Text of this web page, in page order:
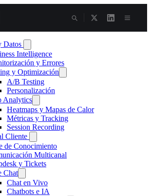
Datos
Intelligence
y Errores
y Optimización
A/B Testing
Personalización
Analytics
Heatmaps y Mapas de Calor
Métricas y Tracking
Session Recording
Cliente
de Conocimiento
Multicanal
y Tickets
Chat
Chat en Vivo
Chatbots e IA